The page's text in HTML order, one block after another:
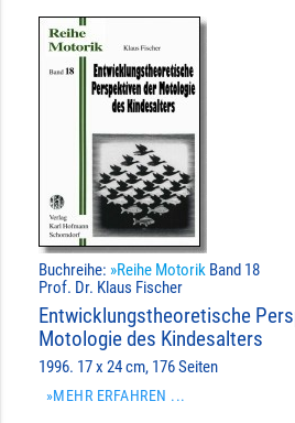
Buchreihe: »Reihe MotorikBand 18
Prof. Dr. Klaus Fischer
Entwicklungstheoretische
Motologie des Kindesalters
1996. 17 x 24 cm, 176 Seiten
»MEHR ERFAHREN ...